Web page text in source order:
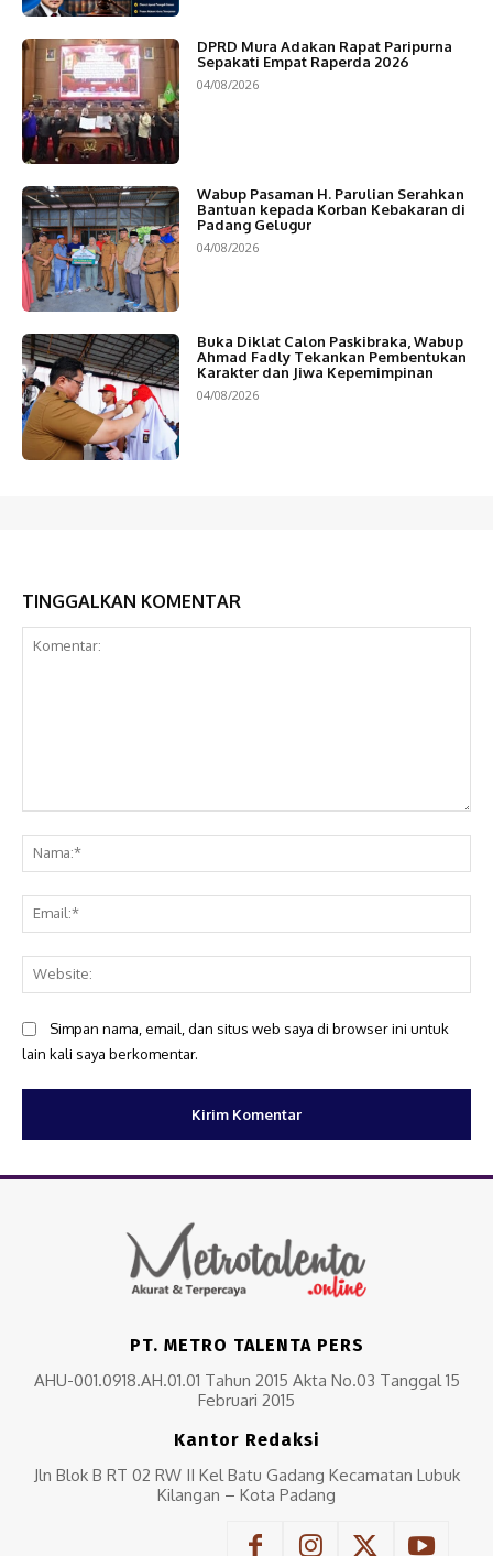
DPRD Mura Adakan Rapat Paripurna
Sepakati Empat Raperda 2026
04/08/2026
Wabup Pasaman H. Parulian Serahkan
Bantuan kepada Korban Kebakaran di
Padang Gelugur
04/08/2026
Buka Diklat Calon Paskibraka, Wabup
Ahmad Fadly Tekankan Pembentukan
Karakter dan Jiwa Kepemimpinan
04/08/2026
TINGGALKAN KOMENTAR
Simpan nama, email, dan situs web saya di browser ini untuk
lain kali saya berkomentar.
PT. METRO TALENTA PERS
AHU-001.0918.AH.01.01 Tahun 2015 Akta No.03 Tanggal 15
Februari 2015
Kantor Redaksi
Jln Blok B RT 02 RW II Kel Batu Gadang Kecamatan Lubuk
Kilangan – Kota Padang